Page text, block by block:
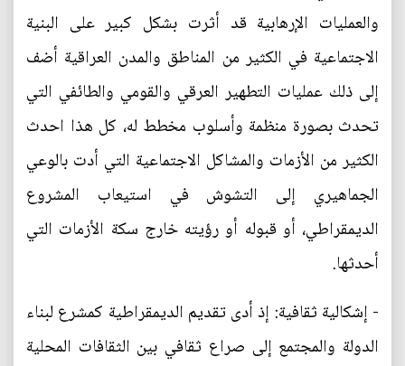
والعمليات الإرهابية قد أثرت بشكل كبير على البنية
الاجتماعية في الكثير من المناطق والمدن العراقية أضف
إلى ذلك عمليات التطهير العرقي والقومي والطائفي التي
تحدث بصورة منظمة وأسلوب مخطط له، كل هذا احدث
الكثير من الأزمات والمشاكل الاجتماعية التي أدت بالوعي
الجماهيري إلى التشوش في استيعاب المشروع
الديمقراطي، أو قبوله أو رؤيته خارج سكة الأزمات التي
أحدثها.
- إشكالية ثقافية: إذ أدى تقديم الديمقراطية كمشرع لبناء
الدولة والمجتمع إلى صراع ثقافي بين الثقافات المحلية